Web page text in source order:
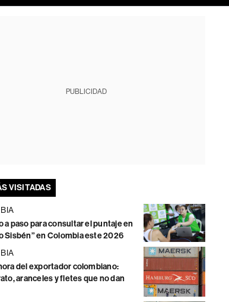
PUBLICIDAD
VISITADAS
a paso para consultar el puntaje en
Sisbén” en Colombia este 2026
del exportador colombiano:
aranceles y fletes que no dan